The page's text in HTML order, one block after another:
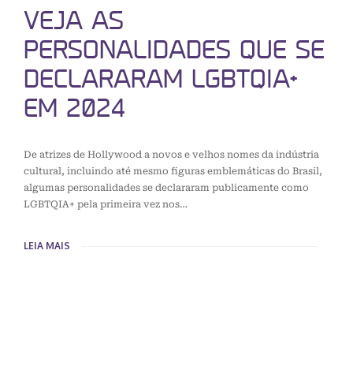
VEJA AS
PERSONALIDADES QUE SE
DECLARARAM LGBTQIA+
EM 2024
De atrizes de Hollywood a novos e velhos nomes da indústria
cultural, incluindo até mesmo figuras emblemáticas do Brasil,
algumas personalidades se declararam publicamente como
LGBTQIA+ pela primeira vez nos…
LEIA MAIS